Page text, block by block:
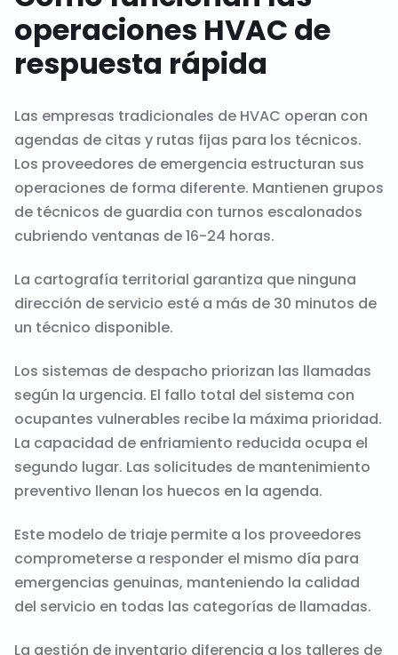
operaciones HVAC de
respuesta rápida
Las empresas tradicionales de HVAC operan con
agendas de citas y rutas fijas para los técnicos.
Los proveedores de emergencia estructuran sus
operaciones de forma diferente. Mantienen grupos
de técnicos de guardia con turnos escalonados
cubriendo ventanas de 16-24 horas.
La cartografía territorial garantiza que ninguna
dirección de servicio esté a más de 30 minutos de
un técnico disponible.
Los sistemas de despacho priorizan las llamadas
según la urgencia. El fallo total del sistema con
ocupantes vulnerables recibe la máxima prioridad.
La capacidad de enfriamiento reducida ocupa el
segundo lugar. Las solicitudes de mantenimiento
preventivo llenan los huecos en la agenda.
Este modelo de triaje permite a los proveedores
comprometerse a responder el mismo día para
emergencias genuinas, manteniendo la calidad
del servicio en todas las categorías de llamadas.
La gestión de inventario diferencia a los talleres de